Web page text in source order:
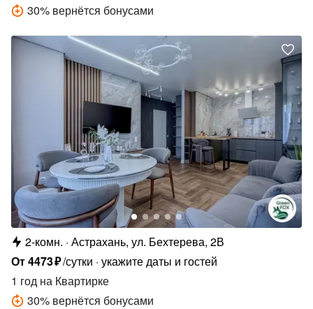
30% вернётся бонусами
2-комн. Астрахань, ул. Бехтерева, 2В
От4473₽/сутки укажите даты и гостей
1 год на Квартирке
30% вернётся бонусами